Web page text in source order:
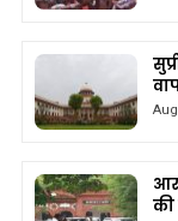
की